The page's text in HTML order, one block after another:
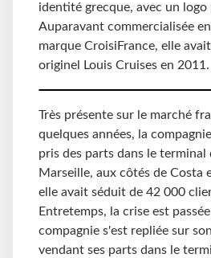
identité grecque, avec un logo
Auparavant commercialisée
marque CroisiFrance, elle
originel Louis Cruises en 2011.
Très présente sur le marché
quelques années, la
pris des parts dans le terminal
Marseille, aux côtés de Costa
elle avait séduit de 42 000
Entretemps, la crise est
compagnie s'est repliée sur
vendant ses parts dans le